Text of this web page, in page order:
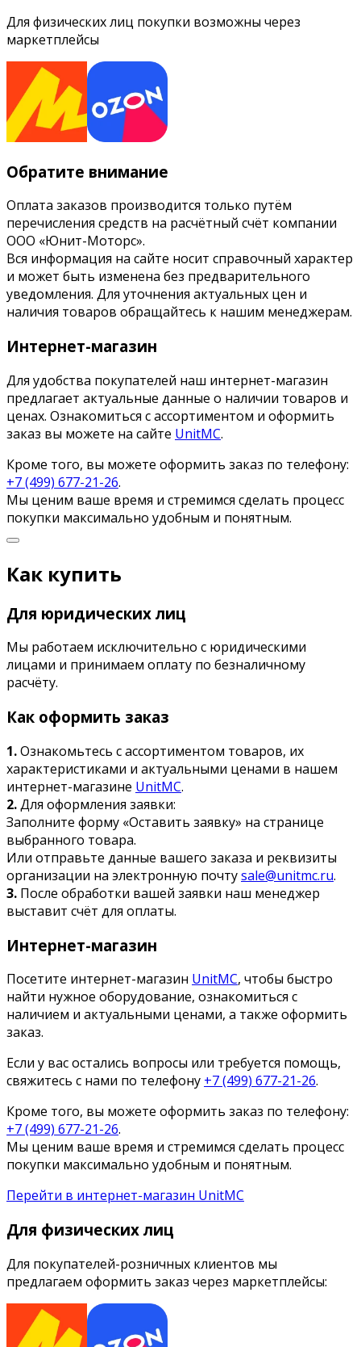
Для физических лиц покупки возможны через
маркетплейсы
Обратите внимание
Оплата заказов производится только путём
перечисления средств на расчётный счёт компании
ООО «Юнит-Моторс».
Вся информация на сайте носит справочный характер
и может быть изменена без предварительного
уведомления. Для уточнения актуальных цен и
наличия товаров обращайтесь к нашим менеджерам.
Интернет-магазин
Для удобства покупателей наш интернет-магазин
предлагает актуальные данные о наличии товаров и
ценах. Ознакомиться с ассортиментом и оформить
заказ вы можете на сайте UnitMC.
Кроме того, вы можете оформить заказ по телефону:
+7 (499) 677-21-26.
Мы ценим ваше время и стремимся сделать процесс
покупки максимально удобным и понятным.
Как купить
Для юридических лиц
Мы работаем исключительно с юридическими
лицами и принимаем оплату по безналичному
расчёту.
Как оформить заказ
1.Ознакомьтесь с ассортиментом товаров, их
характеристиками и актуальными ценами в нашем
интернет-магазине UnitMC.
2.Для оформления заявки:
Заполните форму «Оставить заявку» на странице
выбранного товара.
Или отправьте данные вашего заказа и реквизиты
организации на электронную почтуsale@unitmc.ru.
3. После обработки вашей заявки наш менеджер
выставит счёт для оплаты.
Интернет-магазин
Посетите интернет-магазин UnitMC, чтобы быстро
найти нужное оборудование, ознакомиться с
наличием и актуальными ценами, а также оформить
заказ.
Если у вас остались вопросы или требуется помощь,
свяжитесь с нами по телефону +7 (499) 677-21-26.
Кроме того, вы можете оформить заказ по телефону:
+7 (499) 677-21-26.
Мы ценим ваше время и стремимся сделать процесс
покупки максимально удобным и понятным.
Перейти в интернет-магазин UnitMC
Для физических лиц
Для покупателей-розничных клиентов мы
предлагаем оформить заказ через маркетплейсы: